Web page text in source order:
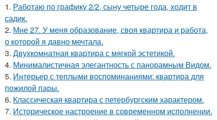
1. Работаю по графику 2/2, сыну четыре года, ходит в
садик.
2. Мне 27. У меня образование, своя квартира и работа,
о которой я давно мечтала.
3. Двухкомнатная квартира с мягкой эстетикой.
4. Минималистичная элегантность с панорамным Видом.
5. Интерьер с теплыми воспоминаниями: квартира для
пожилой пары.
6. Классическая квартира с петербургским характером.
7. Историческое настроение в современном исполнении.